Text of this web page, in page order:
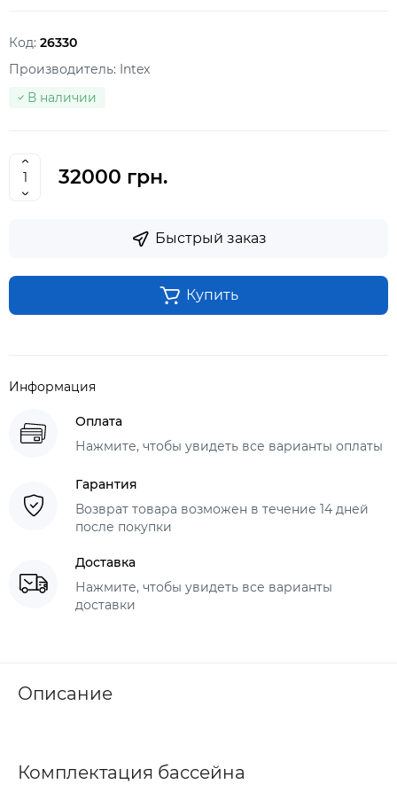
Код: 26330
Производитель: Intex
В наличии
32000 грн.
Быстрый заказ
Купить
Информация
Оплата
Нажмите, чтобы увидеть все варианты оплаты
Гарантия
Возврат товара возможен в течение 14 дней
после покупки
Доставка
Нажмите, чтобы увидеть все варианты
доставки
Описание
Комплектация бассейна